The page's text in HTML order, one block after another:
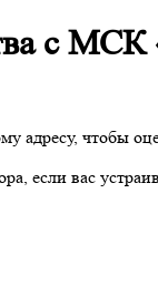
с МСК
адресу, чтобы
если вас